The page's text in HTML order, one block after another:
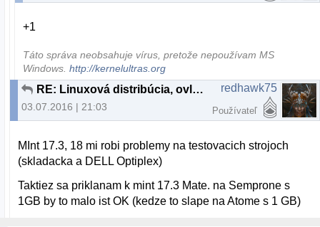
+1
Táto správa neobsahuje vírus, pretože nepoužívam MS
Windows.http://kernelultras.org
RE: Linuxová distribúcia, ovládače...
03.07.2016 | 21:03
redhawk75
Používateľ
MInt 17.3, 18 mi robi problemy na testovacich strojoch
(skladacka a DELL Optiplex)
Taktiez sa priklanam k mint 17.3 Mate. na Semprone s
1GB by to malo ist OK (kedze to slape na Atome s 1 GB)